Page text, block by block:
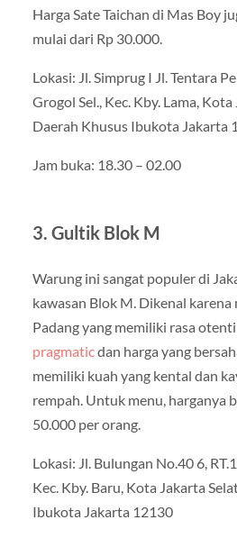
Harga Sate Taichan di Mas Boy
mulai dari Rp 30.000.
Lokasi: Jl. Simprug I Jl. Tentara
Grogol Sel., Kec. Kby. Lama,
Daerah Khusus Ibukota Jakarta
Jam buka: 18.30 – 02.00
3. Gultik Blok M
Warung ini sangat populer di
kawasan Blok M. Dikenal
Padang yang memiliki rasa
pragmaticdan harga yang
memiliki kuah yang kental dan
rempah. Untuk menu, harganya
50.000 per orang.
Lokasi: Jl. Bulungan No.40 6,
Kec. Kby. Baru, Kota Jakarta
Ibukota Jakarta 12130